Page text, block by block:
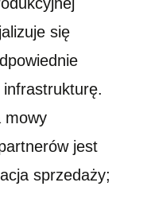
się
mowy
jest
sprzedaży;